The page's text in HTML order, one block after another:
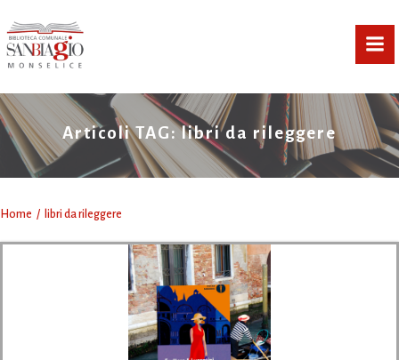
Articoli TAG: libri da rileggere
Home libri da rileggere